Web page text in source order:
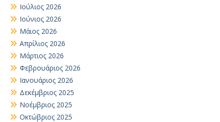
Ιούλιος 2026
Ιούνιος 2026
Μάιος 2026
Απρίλιος 2026
Μάρτιος 2026
Φεβρουάριος 2026
Ιανουάριος 2026
Δεκέμβριος 2025
Νοέμβριος 2025
Οκτώβριος 2025